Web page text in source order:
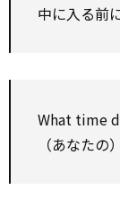
中に入る前
What time
（あなた